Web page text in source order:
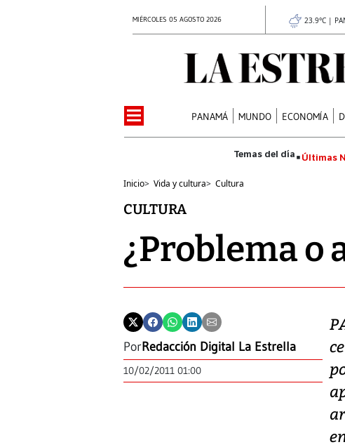
MIÉRCOLES 05 AGOSTO 2026 23.9°C |
PANAMÁ MUNDO ECONOMÍA
Últimas
Inicio> Vida y cultura> Cultura
CULTURA
¿Problema o
PorRedacción Digital La Estrella
10/02/2011 01:00